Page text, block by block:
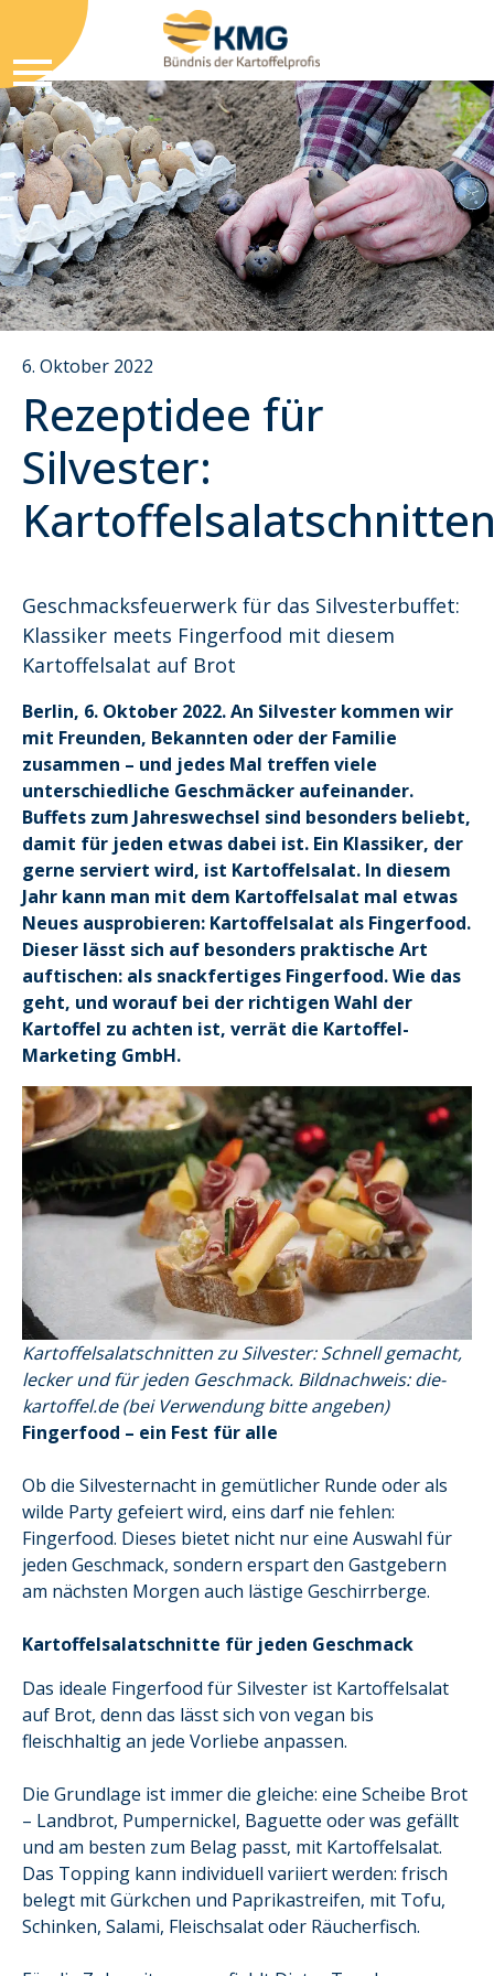
6. Oktober 2022
Rezeptidee für
Silvester:
Geschmacksfeuerwerk für das Silvesterbuffet:
Klassiker meets Fingerfood mit diesem
Kartoffelsalat auf Brot
Berlin, 6. Oktober 2022. An Silvester kommen wir
mit Freunden, Bekannten oder der Familie
zusammen – und jedes Mal treffen viele
unterschiedliche Geschmäcker aufeinander.
Buffets zum Jahreswechsel sind besonders beliebt,
damit für jeden etwas dabei ist. Ein Klassiker, der
gerne serviert wird, ist Kartoffelsalat. In diesem
Jahr kann man mit dem Kartoffelsalat mal etwas
Neues ausprobieren: Kartoffelsalat als Fingerfood.
Dieser lässt sich auf besonders praktische Art
auftischen: als snackfertiges Fingerfood. Wie das
geht, und worauf bei der richtigen Wahl der
Kartoffel zu achten ist, verrät die Kartoffel-
Marketing GmbH.
Kartoffelsalatschnitten zu Silvester: Schnell gemacht,
lecker und für jeden Geschmack. Bildnachweis: die-
kartoffel.de (bei Verwendung bitte angeben)
Fingerfood – ein Fest für alle
Ob die Silvesternacht in gemütlicher Runde oder als
wilde Party gefeiert wird, eins darf nie fehlen:
Fingerfood. Dieses bietet nicht nur eine Auswahl für
jeden Geschmack, sondern erspart den Gastgebern
am nächsten Morgen auch lästige Geschirrberge.
Kartoffelsalatschnitte für jeden Geschmack
Das ideale Fingerfood für Silvester ist Kartoffelsalat
auf Brot, denn das lässt sich von vegan bis
fleischhaltig an jede Vorliebe anpassen.
Die Grundlage ist immer die gleiche: eine Scheibe Brot
– Landbrot, Pumpernickel, Baguette oder was gefällt
und am besten zum Belag passt, mit Kartoffelsalat.
Das Topping kann individuell variiert werden: frisch
belegt mit Gürkchen und Paprikastreifen, mit Tofu,
Schinken, Salami, Fleischsalat oder Räucherfisch.